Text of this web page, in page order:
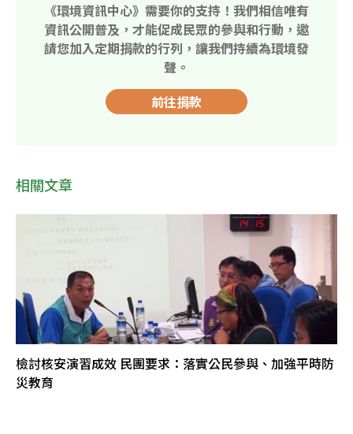
《環境資訊中心》需要你的支持！我們相信唯有
資訊公開普及，才能促成民眾的參與和行動，邀
請您加入定期捐款的行列，讓我們持續為環境發
聲。
前往捐款
相關文章
檢討核安演習成效 民團要求：落實公民參與、加強平時防
災教育